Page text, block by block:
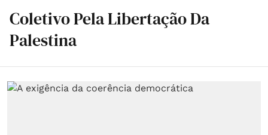
Coletivo Pela Libertação Da
Palestina